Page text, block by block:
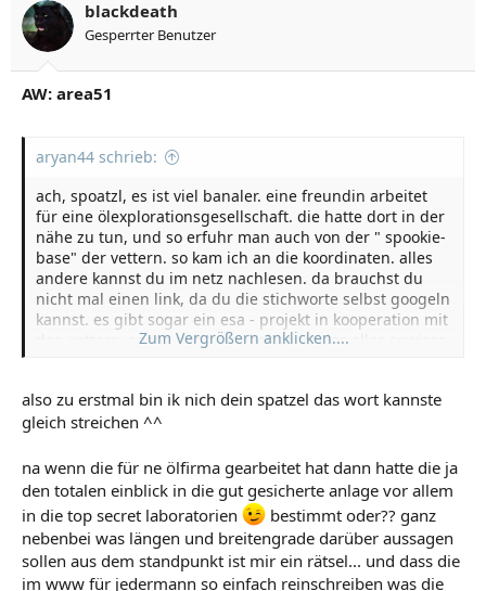
blackdeath
Gesperrter Benutzer
AW: area51
aryan44 schrieb:
ach, spoatzl, es ist viel banaler. eine freundin arbeitet
für eine ölexplorationsgesellschaft. die hatte dort in der
nähe zu tun, und so erfuhr man auch von der " spookie-
base" der vettern. so kam ich an die koordinaten. alles
andere kannst du im netz nachlesen. da brauchst du
nicht mal einen link, da du die stichworte selbst googeln
kannst. es gibt sogar ein esa - projekt in kooperation mit
den vettern. soooo geheimzuhalten ist das alles sowieso
Zum Vergrößern anklicken....
also zu erstmal bin ik nich dein spatzel das wort kannste
gleich streichen ^^
na wenn die für ne ölfirma gearbeitet hat dann hatte die ja
den totalen einblick in die gut gesicherte anlage vor allem
in die top secret laboratorien
bestimmt oder?? ganz
nebenbei was längen und breitengrade darüber aussagen
sollen aus dem standpunkt ist mir ein rätsel... und dass die
im www für jedermann so einfach reinschreiben was die